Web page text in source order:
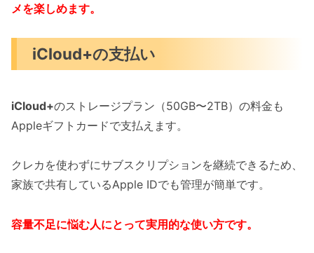
メを楽しめます。
iCloud+の支払い
iCloud+のストレージプラン（50GB〜2TB）の料金も
Appleギフトカードで支払えます。
クレカを使わずにサブスクリプションを継続できるため、
家族で共有しているApple IDでも管理が簡単です。
容量不足に悩む人にとって実用的な使い方です。